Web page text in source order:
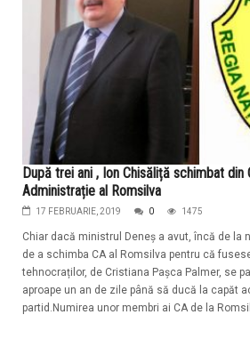
După trei ani , Ion Chisăliță schimbat din
Administrație al Romsilva
17 FEBRUARIE, 2019 0 1475
Chiar dacă ministrul Deneș a avut, încă de la
de a schimba CA al Romsilva pentru că
tehnocraților, de Cristiana Pașca Palmer, se
aproape un an de zile până să ducă la capăt
partid.Numirea unor membri ai CA de la